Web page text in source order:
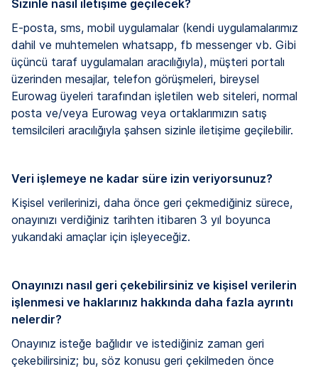
Sizinle nasıl iletişime geçilecek?
E-posta, sms, mobil uygulamalar (kendi uygulamalarımız
dahil ve muhtemelen whatsapp, fb messenger vb. Gibi
üçüncü taraf uygulamaları aracılığıyla), müşteri portalı
üzerinden mesajlar, telefon görüşmeleri, bireysel
Eurowag üyeleri tarafından işletilen web siteleri, normal
posta ve/veya Eurowag veya ortaklarımızın satış
temsilcileri aracılığıyla şahsen sizinle iletişime geçilebilir.
Veri işlemeye ne kadar süre izin veriyorsunuz?
Kişisel verilerinizi, daha önce geri çekmediğiniz sürece,
onayınızı verdiğiniz tarihten itibaren 3 yıl boyunca
yukarıdaki amaçlar için işleyeceğiz.
Onayınızı nasıl geri çekebilirsiniz ve kişisel verilerin
işlenmesi ve haklarınız hakkında daha fazla ayrıntı
nelerdir?
Onayınız isteğe bağlıdır ve istediğiniz zaman geri
çekebilirsiniz; bu, söz konusu geri çekilmeden önce